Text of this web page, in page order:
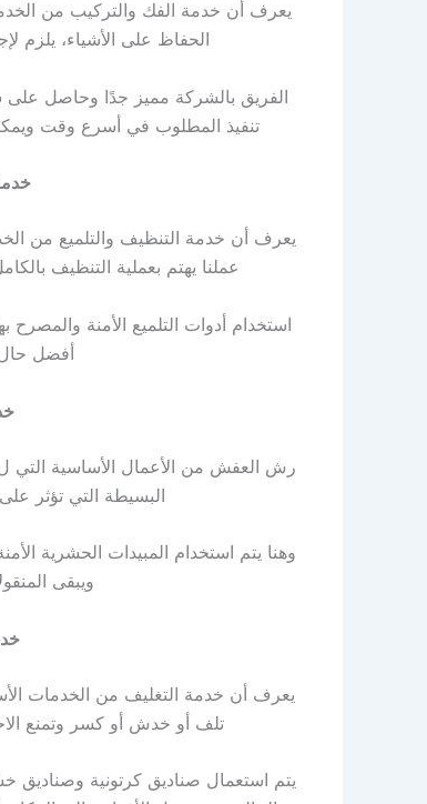
يعرف أن خدمة الفك والتركيب من
الحفاظ على الأشياء، يلزم
الفريق بالشركة مميز جدًا وحاصل على
تنفيذ المطلوب في أسرع وقت
يعرف أن خدمة التنظيف والتلميع من
عملنا يهتم بعملية التنظيف
استخدام أدوات التلميع الأمنة والمصرح
أفضل
رش العفش من الأعمال الأساسية التي
البسيطة التي تؤثر
وهنا يتم استخدام المبيدات الحشرية
ويبقى
يعرف أن خدمة التغليف من الخدمات
تلف أو خدش أو كسر وتمنع
يتم استعمال صناديق كرتونية وصناديق